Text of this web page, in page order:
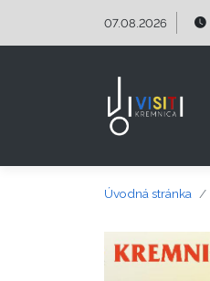
07.08.2026
Úvodná stránka